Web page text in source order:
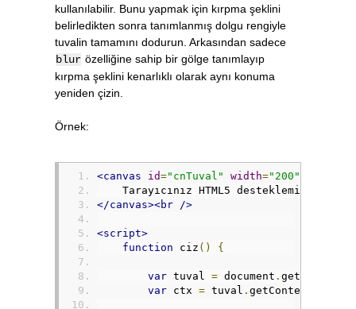
kullanılabilir. Bunu yapmak için kırpma şeklini
belirledikten sonra tanımlanmış dolgu rengiyle
tuvalin tamamını dodurun. Arkasından sadece
blur özelliğine sahip bir gölge tanımlayıp
kırpma şeklini kenarlıklı olarak aynı konuma
yeniden çizin.
Örnek:
<canvas id="cnTuval" width="200"
    Tarayıcınız HTML5 desteklemiyor.
</canvas><br />
<script>
function ciz () {
var tuval = document .
var ctx = tuval . getContext